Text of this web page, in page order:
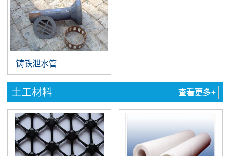
铸铁泄水管
土工材料 查看更多+